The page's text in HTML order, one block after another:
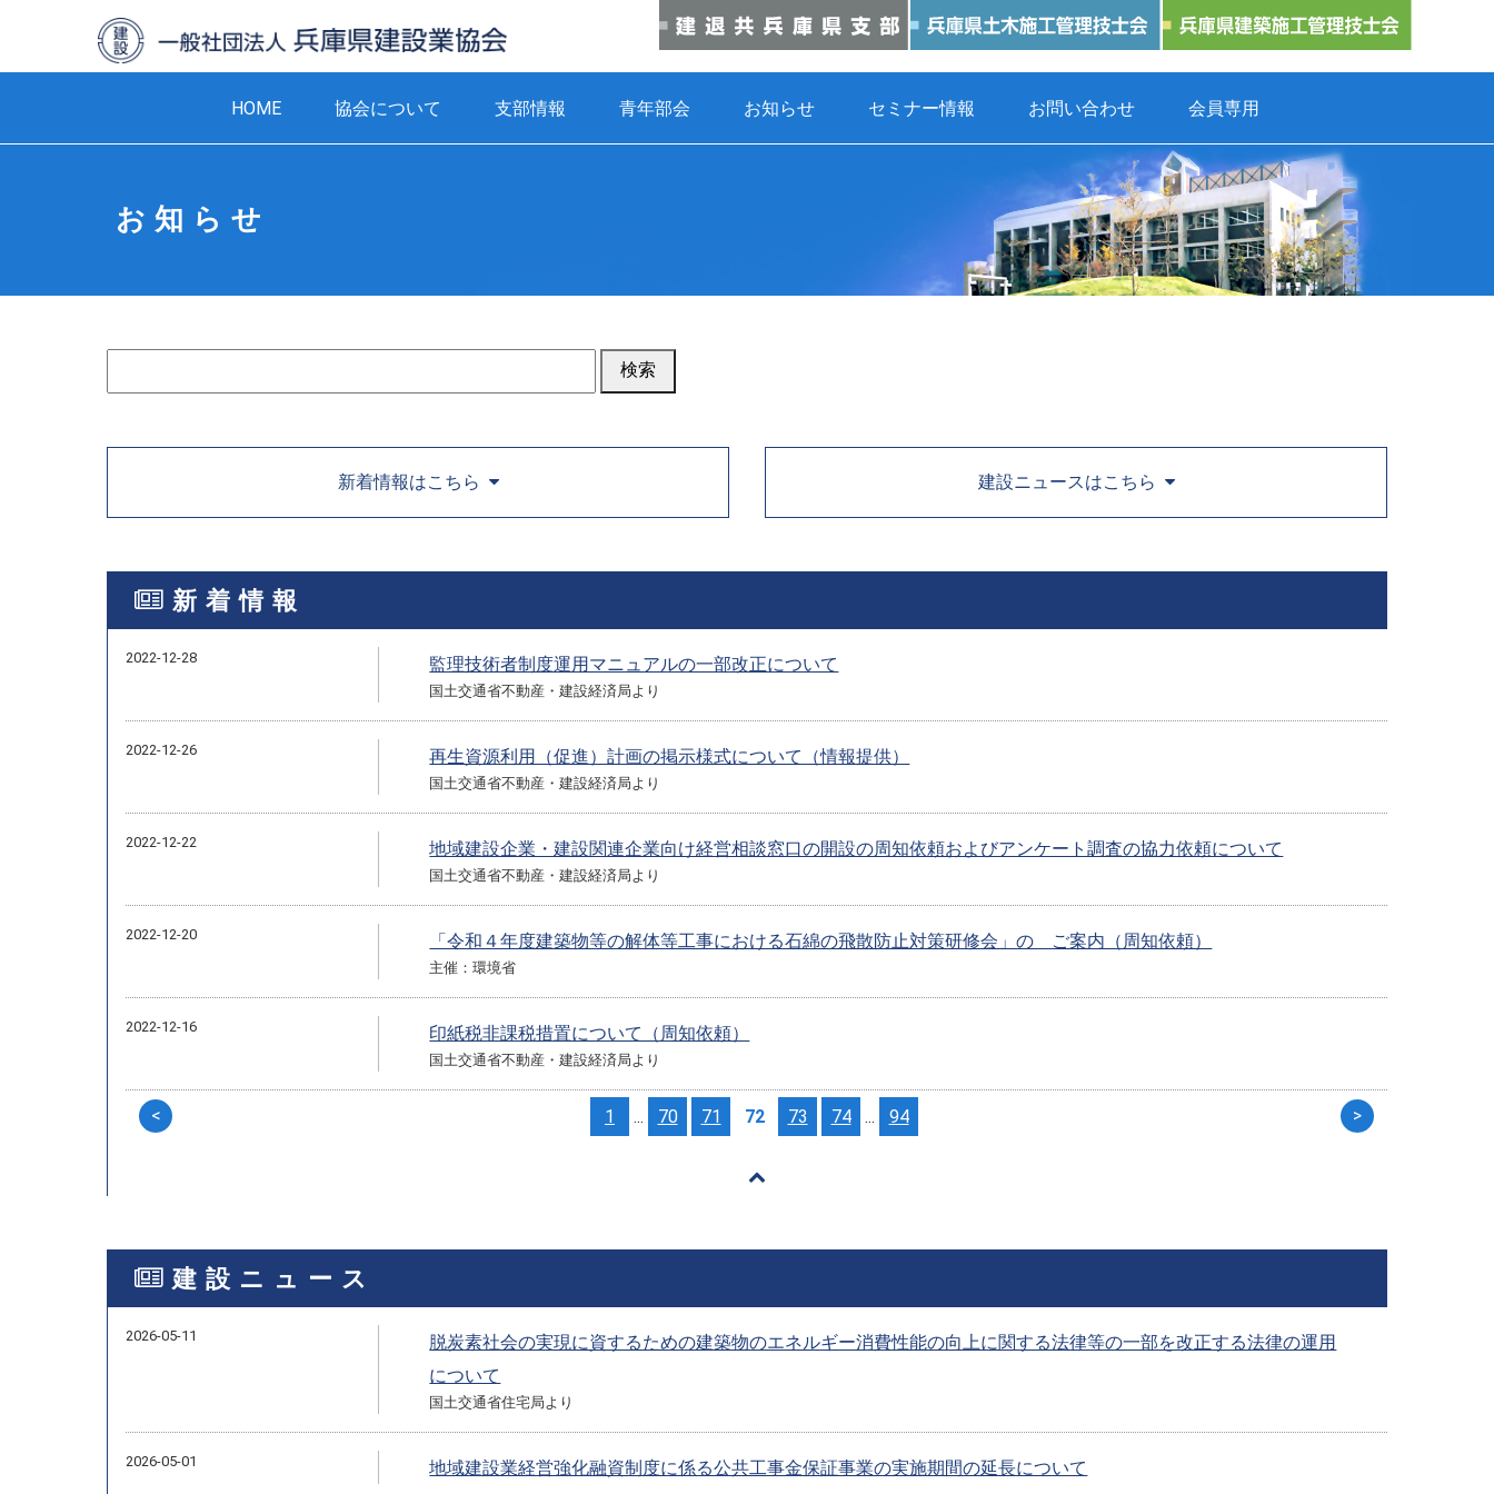
HOME 協会について 支部情報 青年部会 お知らせ セミナー情報 お問い合わせ 会員専用
お知らせ
新着情報はこちら 建設ニュースはこちら
新着情報
2022-12-28 監理技術者制度運用マニュアルの一部改正について
国土交通省不動産・建設経済局より
2022-12-26 再生資源利用（促進）計画の掲示様式について（情報提供）
国土交通省不動産・建設経済局より
2022-12-22 地域建設企業・建設関連企業向け経営相談窓口の開設の周知依頼およびアンケート調査の協力依頼について
国土交通省不動産・建設経済局より
2022-12-20 「令和４年度建築物等の解体等工事における石綿の飛散防止対策研修会」の ご案内（周知依頼）
主催：環境省
2022-12-16 印紙税非課税措置について（周知依頼）
国土交通省不動産・建設経済局より
< 1 ... 70 71 72 73 74 ... 94 >
建設ニュース
2026-05-11
脱炭素社会の実現に資するための建築物のエネルギー消費性能の向上に関する法律等の一部を改正する法律の運用
について
国土交通省住宅局より
2026-05-01 地域建設業経営強化融資制度に係る公共工事金保証事業の実施期間の延長について